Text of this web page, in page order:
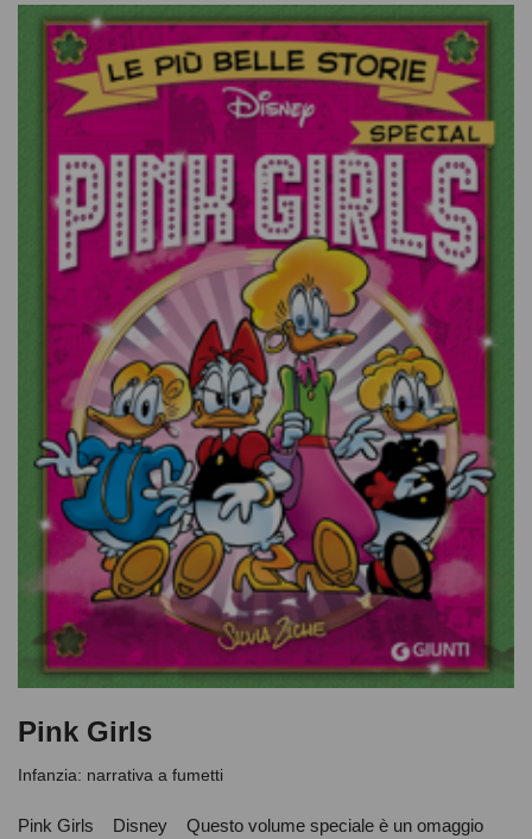
Pink Girls
Infanzia: narrativa a fumetti
Pink Girls Disney Questo volume speciale è un omaggio